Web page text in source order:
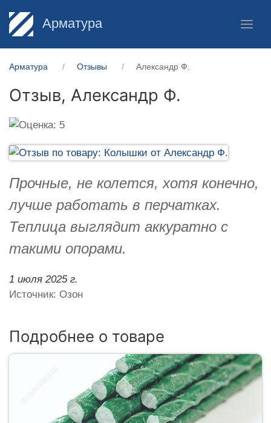
Арматура
Арматура Отзывы Александр Ф.
Отзыв, Александр Ф.
Прочные, не колется, хотя конечно,
лучше работать в перчатках.
Теплица выглядит аккуратно с
такими опорами.
1 июля 2025 г.
Источник: Озон
Подробнее о товаре